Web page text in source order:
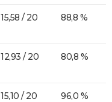
15,58 / 20 88,8 %
12,93 / 20 80,8 %
15,10 / 20 96,0 %